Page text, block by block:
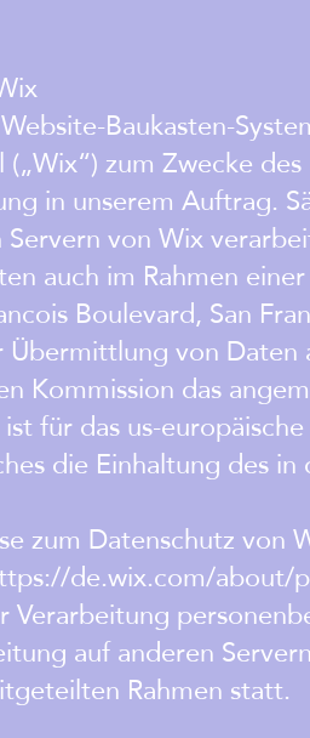
Baukasten-
(„Wix“) zum Zwecke
in unserem Auftrag.
von Wix
auch im Rahmen
Boulevard, San
Übermittlung von
Kommission das
für das us-
die Einhaltung des
zum Datenschutz von
de.wix.com/about/
Verarbeitung
auf anderen
Rahmen statt.